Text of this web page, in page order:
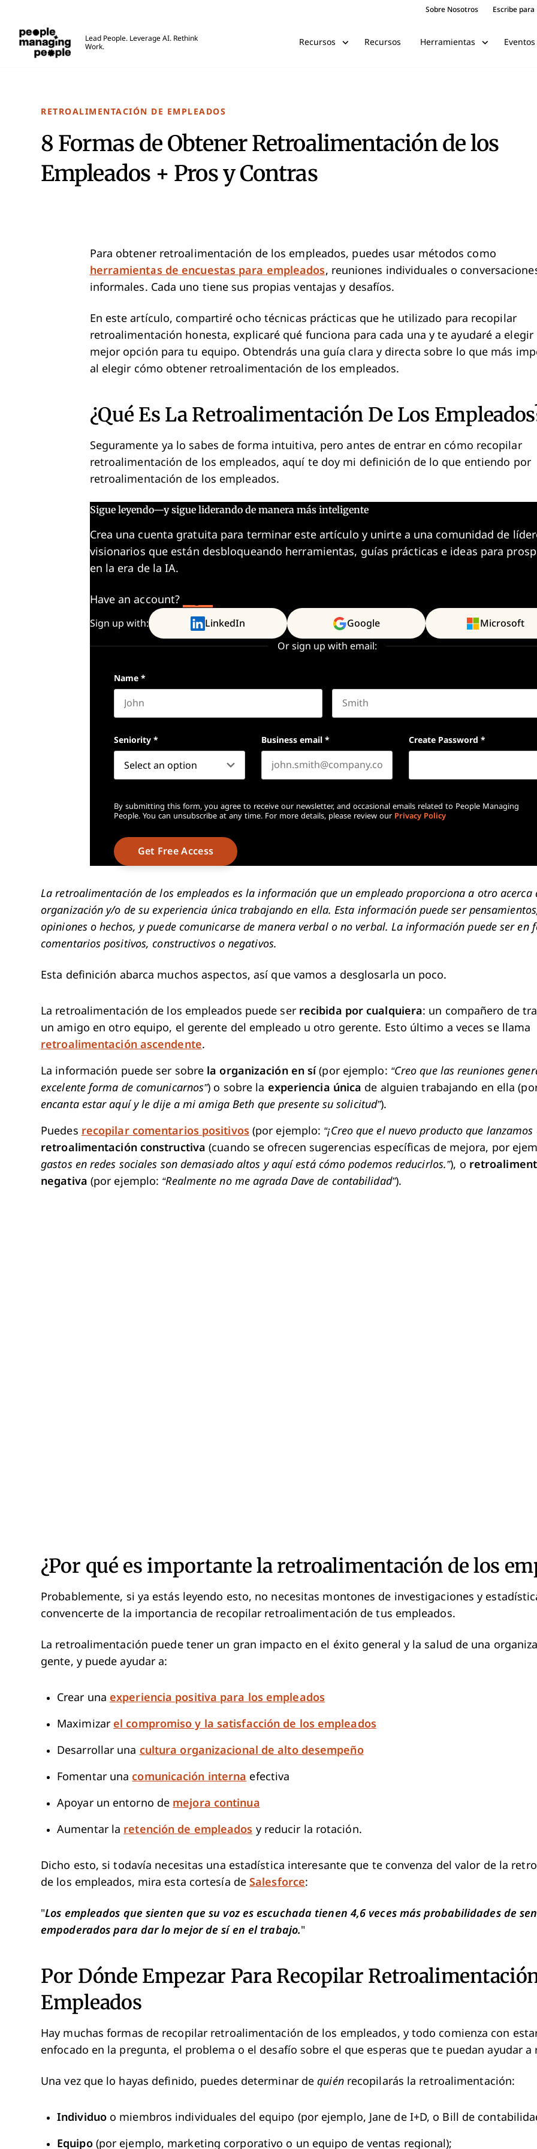
Sobre Nosotros Escribe
Lead People. Leverage AI. Rethink
Work.
Recursos Recursos Herramientas Eventos
RETROALIMENTACIÓN DE EMPLEADOS
8 Formas de Obtener Retroalimentación de los
Empleados + Pros y Contras
Para obtener retroalimentación de los empleados, puedes usar métodos como
herramientas de encuestas para empleados, reuniones individuales o
informales. Cada uno tiene sus propias ventajas y desafíos.
En este artículo, compartiré ocho técnicas prácticas que he utilizado para recopilar
retroalimentación honesta, explicaré qué funciona para cada una y te ayudaré a elegir
mejor opción para tu equipo. Obtendrás una guía clara y directa sobre lo que más
al elegir cómo obtener retroalimentación de los empleados.
¿Qué Es La Retroalimentación De Los
Seguramente ya lo sabes de forma intuitiva, pero antes de entrar en cómo recopilar
retroalimentación de los empleados, aquí te doy mi definición de lo que entiendo por
retroalimentación de los empleados.
Sigue leyendo—y sigue liderando de manera más inteligente
Crea una cuenta gratuita para terminar este artículo y unirte a una comunidad de
visionarios que están desbloqueando herramientas, guías prácticas e ideas para
en la era de la IA.
Have an account?
Sign up with: LinkedIn Google Microsoft
Or sign up with email:
Name *
Seniority * Business email * Create Password *
By submitting this form, you agree to receive our newsletter, and occasional emails related to People Managing
People. You can unsubscribe at any time. For more details, please review our Privacy Policy
La retroalimentación de los empleados es la información que un empleado proporciona a otro acerca
organización y/o de su experiencia única trabajando en ella. Esta información puede ser
opiniones o hechos, y puede comunicarse de manera verbal o no verbal. La información puede ser en
comentarios positivos, constructivos o negativos.
Esta definición abarca muchos aspectos, así que vamos a desglosarla un poco.
La retroalimentación de los empleados puede ser recibida por cualquiera: un compañero de
un amigo en otro equipo, el gerente del empleado u otro gerente. Esto último a veces se llama
retroalimentación ascendente.
La información puede ser sobre la organización en sí (por ejemplo: “Creo que las reuniones
excelente forma de comunicarnos”) o sobre la experiencia única de alguien trabajando en ella
encanta estar aquí y le dije a mi amiga Beth que presente su solicitud”).
Puedes recopilar comentarios positivos (por ejemplo: “¡Creo que el nuevo producto que lanzamos
retroalimentación constructiva (cuando se ofrecen sugerencias específicas de mejora, por
gastos en redes sociales son demasiado altos y aquí está cómo podemos reducirlos.”), o
negativa (por ejemplo: “Realmente no me agrada Dave de contabilidad”).
¿Por qué es importante la retroalimentación de los
Probablemente, si ya estás leyendo esto, no necesitas montones de investigaciones y
convencerte de la importancia de recopilar retroalimentación de tus empleados.
La retroalimentación puede tener un gran impacto en el éxito general y la salud de una
gente, y puede ayudar a:
Crear una experiencia positiva para los empleados
Maximizar el compromiso y la satisfacción de los empleados
Desarrollar una cultura organizacional de alto desempeño
Fomentar una comunicación interna efectiva
Apoyar un entorno de mejora continua
Aumentar la retención de empleados y reducir la rotación.
Dicho esto, si todavía necesitas una estadística interesante que te convenza del valor de la
de los empleados, mira esta cortesía deSalesforce:
"Los empleados que sienten que su voz es escuchada tienen 4,6 veces más probabilidades de
empoderados para dar lo mejor de sí en el trabajo."
Por Dónde Empezar Para Recopilar
Empleados
Hay muchas formas de recopilar retroalimentación de los empleados, y todo comienza con
enfocado en la pregunta, el problema o el desafío sobre el que esperas que te puedan ayudar a
Una vez que lo hayas definido, puedes determinar dequiénrecopilarás la retroalimentación:
Individuoo miembros individuales del equipo (por ejemplo, Jane de I+D, o Bill de
Equipo(por ejemplo, marketing corporativo o un equipo de ventas regional);